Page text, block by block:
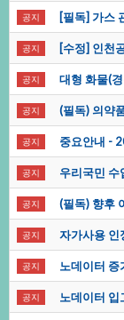
공지 [필독]가스
공지 [수정]인천
공지 대형화물(
공지 (필독)의약
공지 중요안내-
공지 우리국민
공지 (필독)향후
공지 자가사용
공지 노데이터
공지 노데이터입